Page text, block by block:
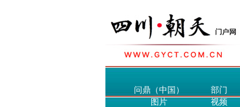
问鼎（中国） 部门
图片
视频